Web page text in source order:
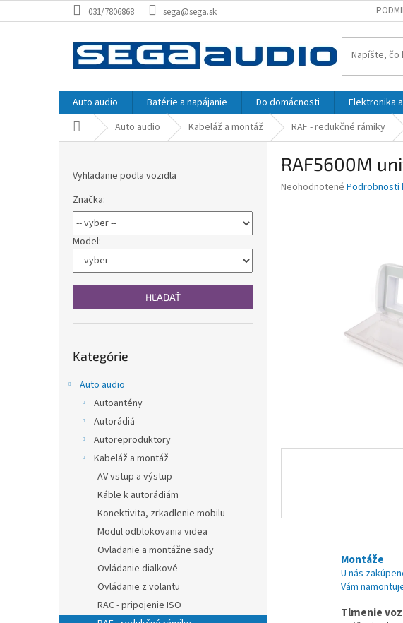
na
031/7806868 sega@sega.sk
Auto audio Batérie a napájanie Do domácnosti Elektronika
DomovAuto audio Kabeláž a montáž RAF - redukčné rámiky
Vyhladanie podla vozidla
Značka:
Model:
HĽADAŤ
kategórie
Kategórie
Auto audio
Autoantény
Autorádiá
Autoreproduktory
Kabeláž a montáž
AV vstup a výstup
Káble k autorádiám
Konektivita, zrkadlenie mobilu
Modul odblokovania videa
Ovladanie a montážne sady
Ovládanie dialkové
Ovládanie z volantu
RAC - pripojenie ISO
RAF5600M
Priemerné
Neohodnotené Podrobnosti
Montáže
U nás
Vám
Tlmenie